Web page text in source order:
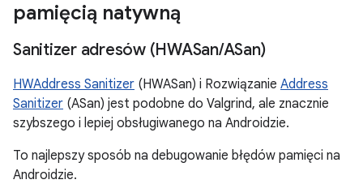
pamięcią natywną
Sanitizer adresów (HWASan/ASan)
HWAddress Sanitizer (HWASan) i Rozwiązanie Address
Sanitizer (ASan) jest podobne do Valgrind, ale znacznie
szybszego i lepiej obsługiwanego na Androidzie.
To najlepszy sposób na debugowanie błędów pamięci na
Androidzie.